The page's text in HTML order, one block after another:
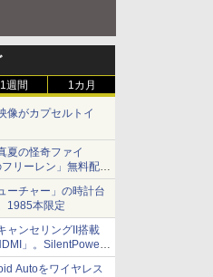
1週間 1カ月
像がカプセルトイ
夏の怪奇ファイ
リーレン」無料配信
ーチャー」の時計台
1985本限定
ャンセリングII搭載
」。SilentPower
Autoをワイヤレス